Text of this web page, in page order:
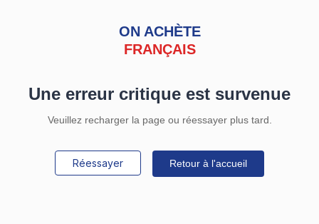
ON ACHÈTE
FRANÇAIS
Une erreur critique est survenue
Veuillez recharger la page ou réessayer plus tard.
Réessayer Retour à l'accueil